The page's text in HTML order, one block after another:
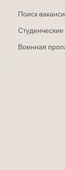
Поиск
Студенческие
Военная